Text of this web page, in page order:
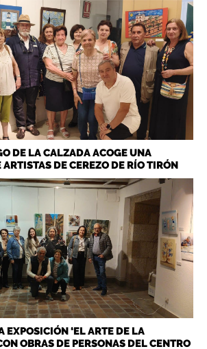
DE LA CALZADA ACOGE UNA
DE CEREZO DE RÍO TIRÓN
EXPOSICIÓN ‘EL ARTE DE LA
OBRAS DE PERSONAS DEL CENTRO